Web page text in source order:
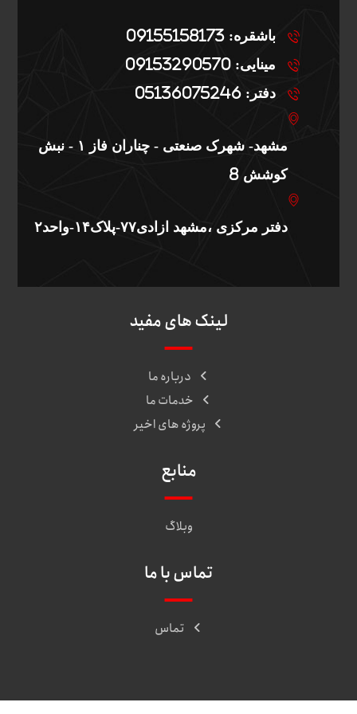
باشقره: 09155158173
مینایی: 09153290570
دفتر: 05136075246
مشهد- شهرک صنعتی - چناران فاز ۱ - نبش
کوشش 8
دفتر مرکزی ،مشهد ازادی۷۷-پلاک۱۴-واحد۲
لینک های مفید
درباره ما
خدمات ما
پروژه های اخیر
منابع
وبلاگ
تماس با ما
تماس